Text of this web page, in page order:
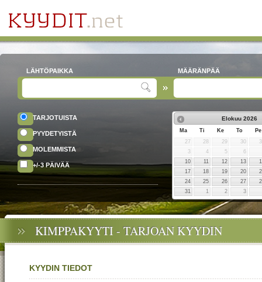
LÄHTÖPAIKKA MÄÄRÄNPÄÄ
TARJOTUISTA
PYYDETYISTÄ
MOLEMMISTA
+/-3 PÄIVÄÄ
Elokuu 2026
Ma Ti Ke To
Pe
27
28 29 30
3
4 5
6
10
11 12 13
17
18 19 20
24
25 26 27
31
1 2 3
KIMPPAKYYTI - TARJOAN KYYDIN
KYYDIN TIEDOT